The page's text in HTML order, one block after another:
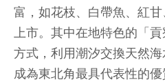
富，如花枝、白帶魚、紅
上市。其中在地特色的「
方式，利用潮汐交換天然海
成為東北角最具代表性的